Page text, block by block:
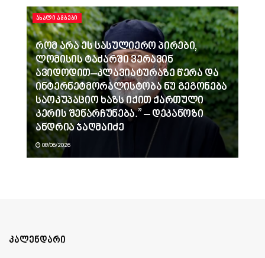
ᲐᲮᲐᲚᲘ ᲐᲛᲑᲔᲑᲘ
რომ არა ეს სასულიერო პირები,
ლომისის ტაძარში ვერავინ
ავიდოდით–კლავიატურაზე წერა და
ინტერნეტმორალისტობა ნუ გეგონება
საოკუპაციო ხაზს იქით ქართული
კერის შენარჩუნება.” – დეკანოზი
ანდრია ჯაღმაიძე
08/06/2026
კალენდარი